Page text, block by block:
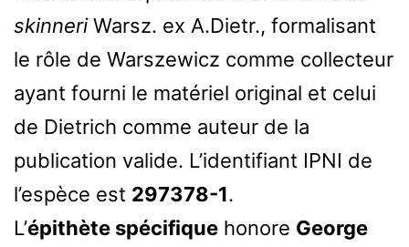
skinneriWarsz. ex A.Dietr., formalisant
le rôle de Warszewicz comme collecteur
ayant fourni le matériel original et celui
de Dietrich comme auteur de la
publication valide. L’identifiant IPNI de
l’espèce est 297378-1.
L’épithète spécifique honore George